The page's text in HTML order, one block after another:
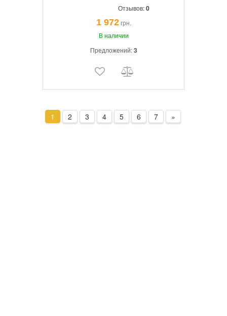
ручки пистолетной формы для легкого
разрезания, снятие и продольной резки
Отзывов:0
1 972грн.
В наличии
Предложений:3
1 2 3 4 5 6 7 »